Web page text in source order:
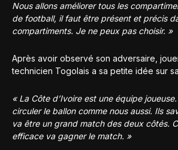
Nous allons améliorer tous les
de football, il faut être présent et précis
compartiments. Je ne peux pas choisir. »
Après avoir observé son adversaire,
technicien Togolais a sa petite idée sur
« La Côte d’Ivoire est une équipe
circuler le ballon comme nous aussi. Ils
va être un grand match des deux côtés.
efficace va gagner le match. »